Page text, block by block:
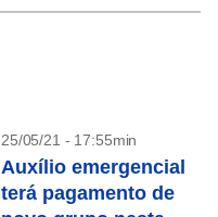
25/05/21 - 17:55min
Auxílio emergencial
terá pagamento de